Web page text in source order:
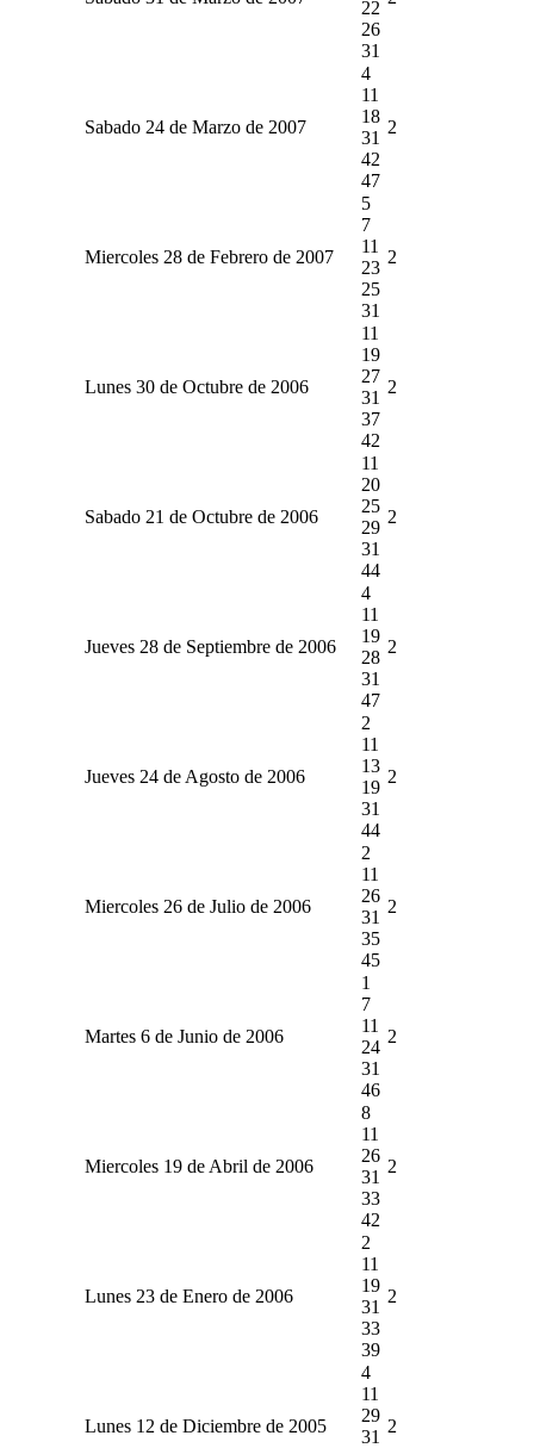
22
26
31
Sabado 24 de Marzo de 2007
4
11
18
31
42
47
2
Miercoles 28 de Febrero de 2007
5
7
11
23
25
31
2
Lunes 30 de Octubre de 2006
11
19
27
31
37
42
2
Sabado 21 de Octubre de 2006
11
20
25
29
31
44
2
Jueves 28 de Septiembre de 2006
4
11
19
28
31
47
2
Jueves 24 de Agosto de 2006
2
11
13
19
31
44
2
Miercoles 26 de Julio de 2006
2
11
26
31
35
45
2
Martes 6 de Junio de 2006
1
7
11
24
31
46
2
Miercoles 19 de Abril de 2006
8
11
26
31
33
42
2
Lunes 23 de Enero de 2006
2
11
19
31
33
39
2
Lunes 12 de Diciembre de 2005
4
11
29
31
2